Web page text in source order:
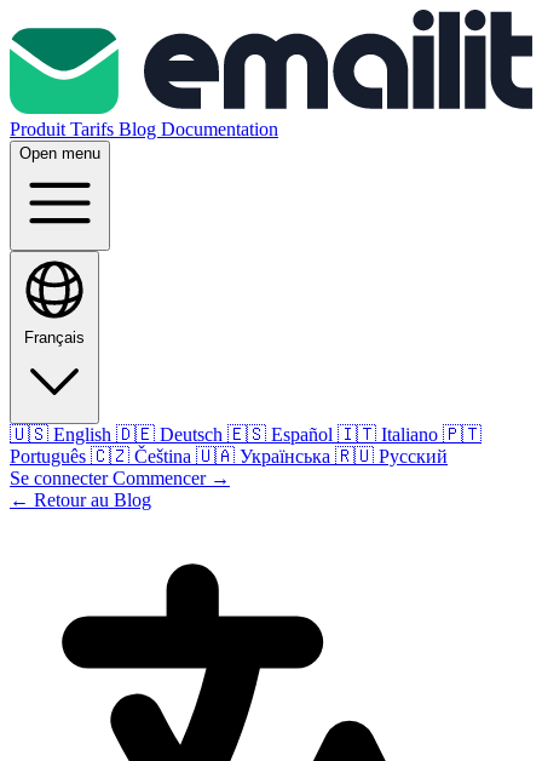
Produit Tarifs Blog Documentation
Open menu
Français
🇺🇸 English 🇩🇪 Deutsch 🇪🇸 Español 🇮🇹 Italiano 🇵🇹
Português 🇨🇿 Čeština 🇺🇦 Українська 🇷🇺 Русский
Se connecterCommencer →
← Retour au Blog